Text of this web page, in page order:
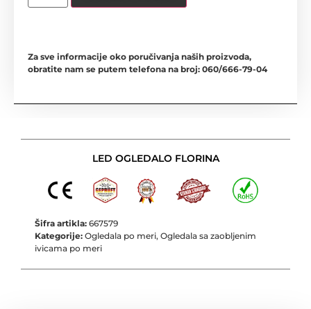
Za sve informacije oko poručivanja naših proizvoda,
obratite nam se putem telefona na broj: 060/666-79-04
LED OGLEDALO FLORINA
Šifra artikla: 667579
Kategorije: Ogledala po meri, Ogledala sa zaobljenim
ivicama po meri